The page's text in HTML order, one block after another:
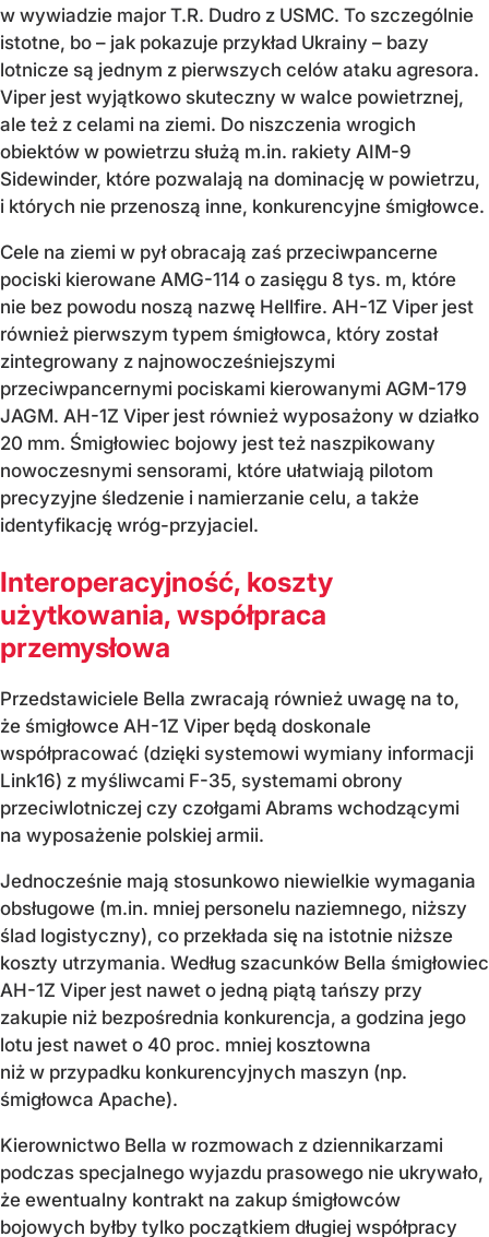
w wywiadzie major T.R. Dudro z USMC. To szczególnie
istotne, bo – jak pokazuje przykład Ukrainy – bazy
lotnicze są jednym z pierwszych celów ataku agresora.
Viper jest wyjątkowo skuteczny w walce powietrznej,
ale też z celami na ziemi. Do niszczenia wrogich
obiektów w powietrzu służą m.in. rakiety AIM-9
Sidewinder, które pozwalają na dominację w powietrzu,
i których nie przenoszą inne, konkurencyjne śmigłowce.
Cele na ziemi w pył obracają zaś przeciwpancerne
pociski kierowane AMG-114 o zasięgu 8 tys. m, które
nie bez powodu noszą nazwę Hellfire. AH-1Z Viper jest
również pierwszym typem śmigłowca, który został
zintegrowany z najnowocześniejszymi
przeciwpancernymi pociskami kierowanymi AGM-179
JAGM. AH-1Z Viper jest również wyposażony w działko
20 mm. Śmigłowiec bojowy jest też naszpikowany
nowoczesnymi sensorami, które ułatwiają pilotom
precyzyjne śledzenie i namierzanie celu, a także
identyfikację wróg-przyjaciel.
Interoperacyjność, koszty
użytkowania, współpraca
przemysłowa
Przedstawiciele Bella zwracają również uwagę na to,
że śmigłowce AH-1Z Viper będą doskonale
współpracować (dzięki systemowi wymiany informacji
Link16) z myśliwcami F-35, systemami obrony
przeciwlotniczej czy czołgami Abrams wchodzącymi
na wyposażenie polskiej armii.
Jednocześnie mają stosunkowo niewielkie wymagania
obsługowe (m.in. mniej personelu naziemnego, niższy
ślad logistyczny), co przekłada się na istotnie niższe
koszty utrzymania. Według szacunków Bella śmigłowiec
AH-1Z Viper jest nawet o jedną piątą tańszy przy
zakupie niż bezpośrednia konkurencja, a godzina jego
lotu jest nawet o 40 proc. mniej kosztowna
niż w przypadku konkurencyjnych maszyn (np.
śmigłowca Apache).
Kierownictwo Bella w rozmowach z dziennikarzami
podczas specjalnego wyjazdu prasowego nie ukrywało,
że ewentualny kontrakt na zakup śmigłowców
bojowych byłby tylko początkiem długiej współpracy